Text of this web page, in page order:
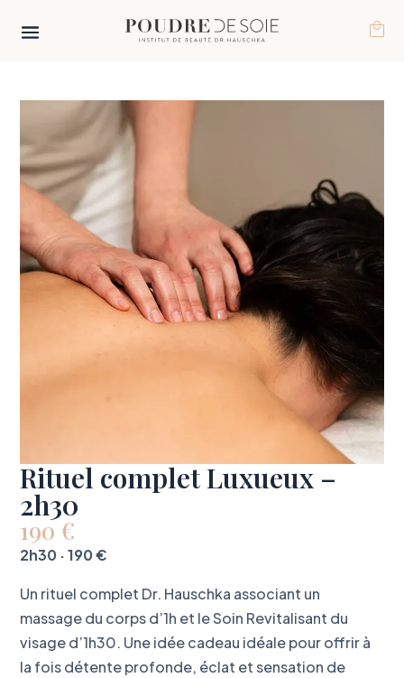
Rituel complet Luxueux –
2h30
190 €
2h30 · 190 €
Un rituel complet Dr. Hauschka associant un
massage du corps d’1h et le Soin Revitalisant du
visage d’1h30. Une idée cadeau idéale pour offrir à
la fois détente profonde, éclat et sensation de